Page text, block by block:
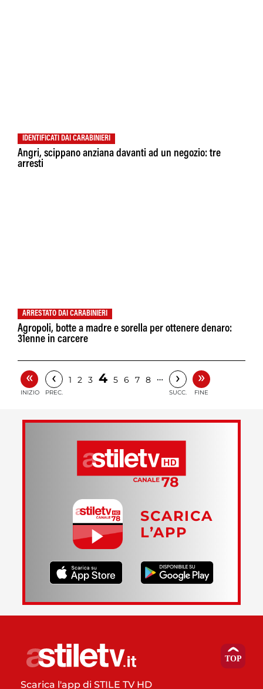
IDENTIFICATI DAI CARABINIERI
Angri, scippano anziana davanti ad un negozio: tre
arresti
ARRESTATO DAI CARABINIERI
Agropoli, botte a madre e sorella per ottenere denaro:
31enne in carcere
«
INIZIO
‹
PREC.
1 2 3 4 5 6 7 8 … ›
SUCC.
»
FINE
SCARICA
L’APP
Scarica l'app di STILE TV HD